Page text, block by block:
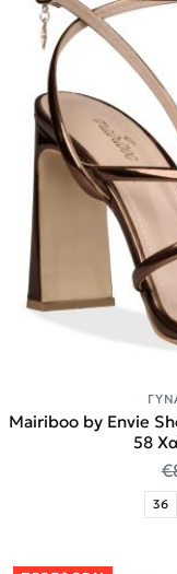
Mairiboo by Envie
58
€
36